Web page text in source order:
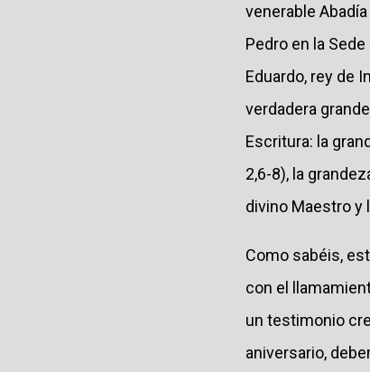
venerable
Pedro en la
Eduardo, rey de
verdadera
Escritura: la
2,6-8), la
divino Maestro y
Como sabéis,
con el
un testimonio
aniversario,